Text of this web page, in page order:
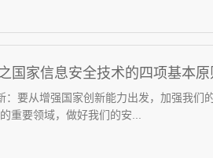
国家信息安全技术的四项基本原
：要从增强国家创新能力出发，加强我们
重要领域，做好我们的安...